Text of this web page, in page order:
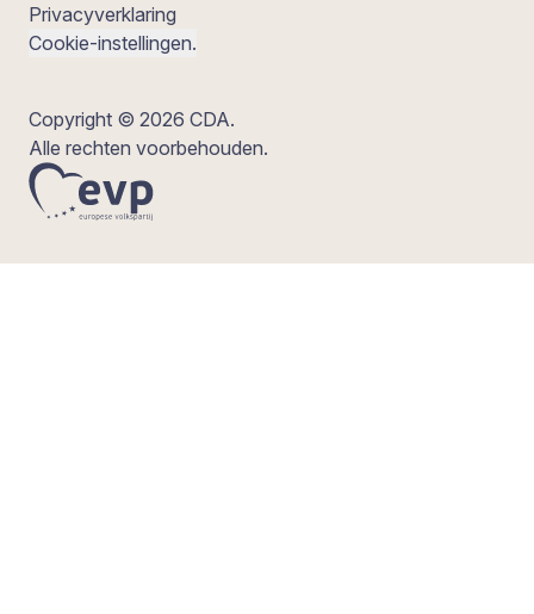
Privacyverklaring
Cookie-instellingen.
Copyright © 2026 CDA.
Alle rechten voorbehouden.